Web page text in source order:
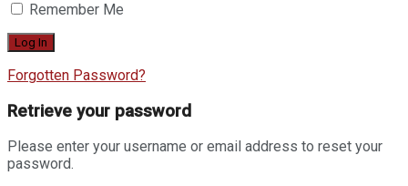
Remember Me
Forgotten Password?
Retrieve your password
Please enter your username or email address to reset your
password.